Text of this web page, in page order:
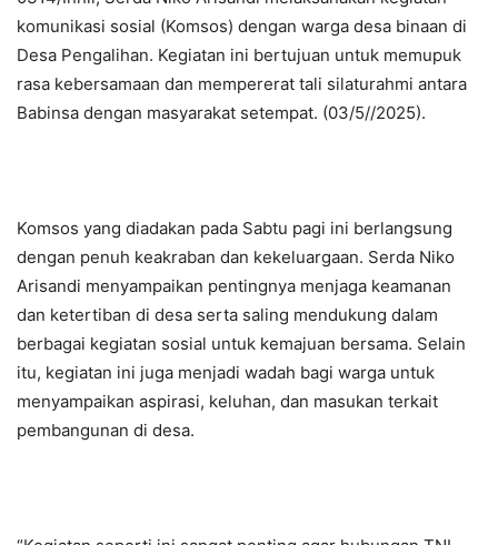
komunikasi sosial (Komsos) dengan warga desa binaan di
Desa Pengalihan. Kegiatan ini bertujuan untuk memupuk
rasa kebersamaan dan mempererat tali silaturahmi antara
Babinsa dengan masyarakat setempat. (03/5//2025).
Komsos yang diadakan pada Sabtu pagi ini berlangsung
dengan penuh keakraban dan kekeluargaan. Serda Niko
Arisandi menyampaikan pentingnya menjaga keamanan
dan ketertiban di desa serta saling mendukung dalam
berbagai kegiatan sosial untuk kemajuan bersama. Selain
itu, kegiatan ini juga menjadi wadah bagi warga untuk
menyampaikan aspirasi, keluhan, dan masukan terkait
pembangunan di desa.